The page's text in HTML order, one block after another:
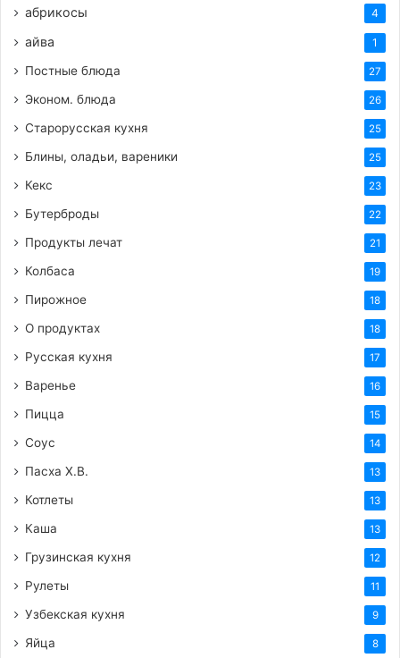
абрикосы 4
айва 1
Постные блюда 27
Эконом. блюда 26
Старорусская кухня 25
Блины, оладьи, вареники 25
Кекс 23
Бутерброды 22
Продукты лечат 21
Колбаса 19
Пирожное 18
О продуктах 18
Русская кухня 17
Варенье 16
Пицца 15
Соус 14
Пасха Х.В. 13
Котлеты 13
Каша 13
Грузинская кухня 12
Рулеты 11
Узбекская кухня 9
Яйца 8